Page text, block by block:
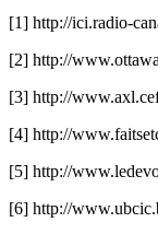
[1] http://ici.radio-
[2] http://
[3] http://
[4] http://
[5] http://
[6] http://